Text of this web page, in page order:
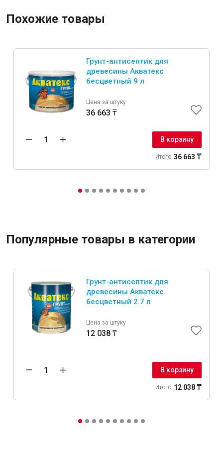
Похожие товары
Грунт-антисептик для
древесины Акватекс
бесцветный 9 л
Цена за штуку
36 663 ₸
В корзину
Итого 36 663 ₸
Популярные товары в категории
Грунт-антисептик для
древесины Акватекс
бесцветный 2.7 л
Цена за штуку
12 038 ₸
В корзину
Итого 12 038 ₸